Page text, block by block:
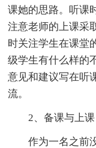
课她的思路。听课
注意老师的上课采
时关注学生在课堂
级学生有什么样的
意见和建议写在听
流。
2、备课与上课
作为一名之前没